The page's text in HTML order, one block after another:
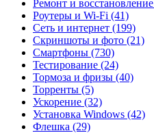
Ремонт и восстановление
Роутеры и Wi-Fi (41)
Сеть и интернет (199)
Скриншоты и фото (21)
Смартфоны (730)
Тестирование (24)
Тормоза и фризы (40)
Торренты (5)
Ускорение (32)
Установка Windows (42)
Флешка (29)